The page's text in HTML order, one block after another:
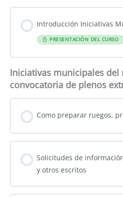
Introducción Iniciativas
PRESENTACIÓN DEL CURSO
Iniciativas municipales del
convocatoria de plenos
Como preparar ruegos,
Solicitudes de
y otros escritos